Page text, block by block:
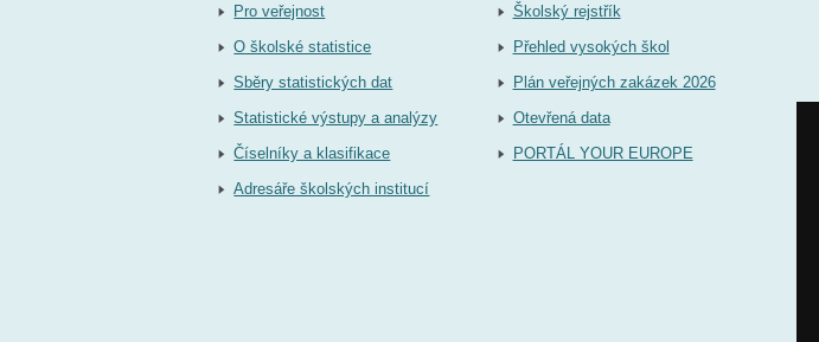
Pro veřejnost
O školské statistice
Sběry statistických dat
Statistické výstupy a analýzy
Číselníky a klasifikace
Adresáře školských institucí
Školský rejstřík
Přehled vysokých škol
Plán veřejných zakázek 2026
Otevřená data
PORTÁL YOUR EUROPE